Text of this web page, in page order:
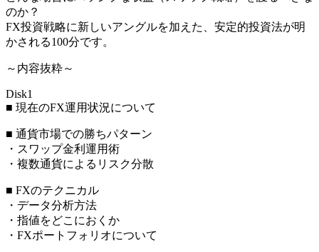
のか？
FX投資戦略に新しいアングルを加えた、安定的投資法が明
かされる100分です。
～内容抜粋～
Disk1
■ 現在のFX運用状況について
■ 通貨市場での勝ちパターン
・スワップ金利運用術
・複数通貨によるリスク分散
■ FXのテクニカル
・データ分析方法
・指値をどこにおくか
・FXポートフォリオについて